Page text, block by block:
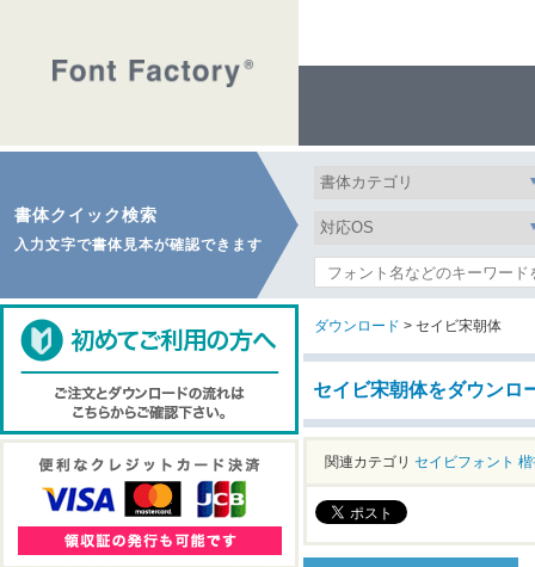
書体クイック検索
入力文字で書体見本が確認できます
ダウンロード > セイビ宋朝体
セイビ宋朝体をダウンロ
関連カテゴリ セイビフォント